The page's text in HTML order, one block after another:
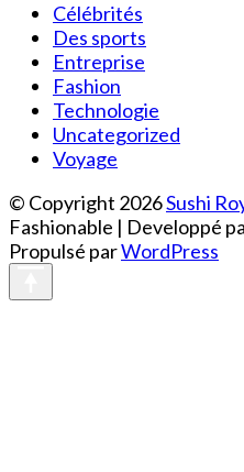
Célébrités
Des sports
Entreprise
Fashion
Technologie
Uncategorized
Voyage
© Copyright 2026Sushi
Fashionable | Developpé
Propulsé parWordPress